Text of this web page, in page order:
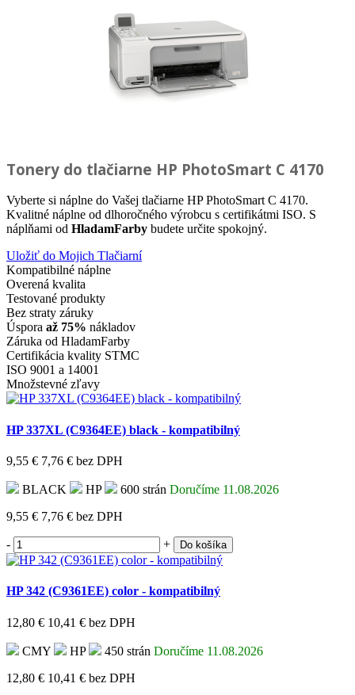
Tonery do tlačiarne HP PhotoSmart C 4170
Vyberte si náplne do Vašej tlačiarne HP PhotoSmart C 4170.
Kvalitné náplne od dlhoročného výrobcu s certifikátmi ISO. S
náplňami od HladamFarby budete určite spokojný.
Uložiť do Mojich Tlačiarní
Kompatibilné náplne
Overená kvalita
Testované produkty
Bez straty záruky
Úspora až 75% nákladov
Záruka od HladamFarby
Certifikácia kvality STMC
ISO 9001 a 14001
Množstevné zľavy
HP 337XL (C9364EE) black - kompatibilný
9,55 € 7,76 € bez DPH
BLACK HP 600 strán Doručíme 11.08.2026
9,55 € 7,76 € bez DPH
- + Do košíka
HP 342 (C9361EE) color - kompatibilný
12,80 € 10,41 € bez DPH
CMY HP 450 strán Doručíme 11.08.2026
12,80 € 10,41 € bez DPH